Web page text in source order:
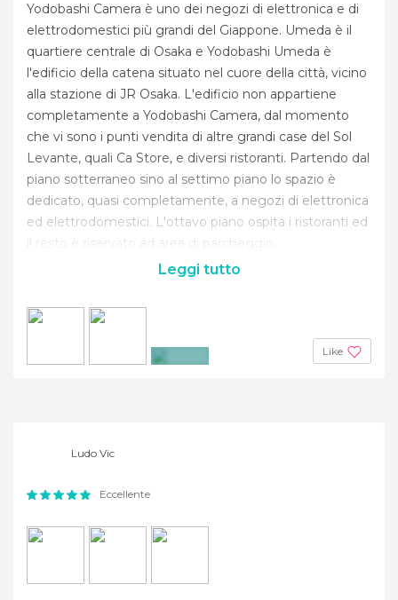
Yodobashi Camera è uno dei negozi di elettronica e di
elettrodomestici più grandi del Giappone. Umeda è il
quartiere centrale di Osaka e Yodobashi Umeda è
l'edificio della catena situato nel cuore della città, vicino
alla stazione di JR Osaka. L'edificio non appartiene
completamente a Yodobashi Camera, dal momento
che vi sono i punti vendita di altre grandi case del Sol
Levante, quali Ca Store, e diversi ristoranti. Partendo dal
piano sotterraneo sino al settimo piano lo spazio è
dedicato, quasi completamente, a negozi di elettronica
ed elettrodomestici. L'ottavo piano ospita i ristoranti ed
il resto è riservato ad area di parcheggio.
Leggi tutto
Like
Ludo Vic
Eccellente